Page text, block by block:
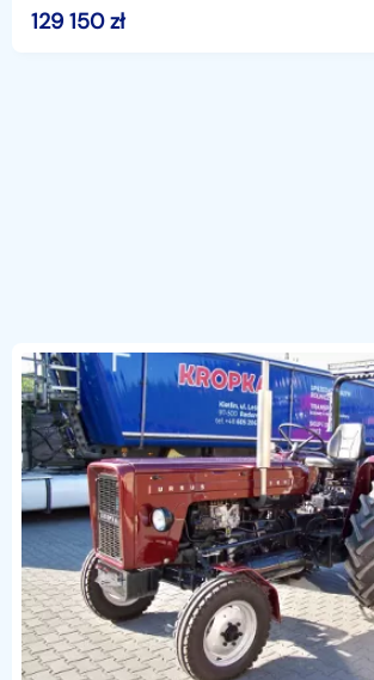
cylindrowy,przekładnia hydrostatyczna,opony
285/70R19.5BRAK DO
129 150zł